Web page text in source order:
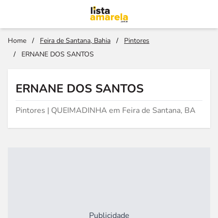
Home / Feira de Santana, Bahia /
Pintores
/
ERNANE DOS SANTOS
ERNANE DOS SANTOS
Pintores | QUEIMADINHA em Feira de Santana, BA
Publicidade